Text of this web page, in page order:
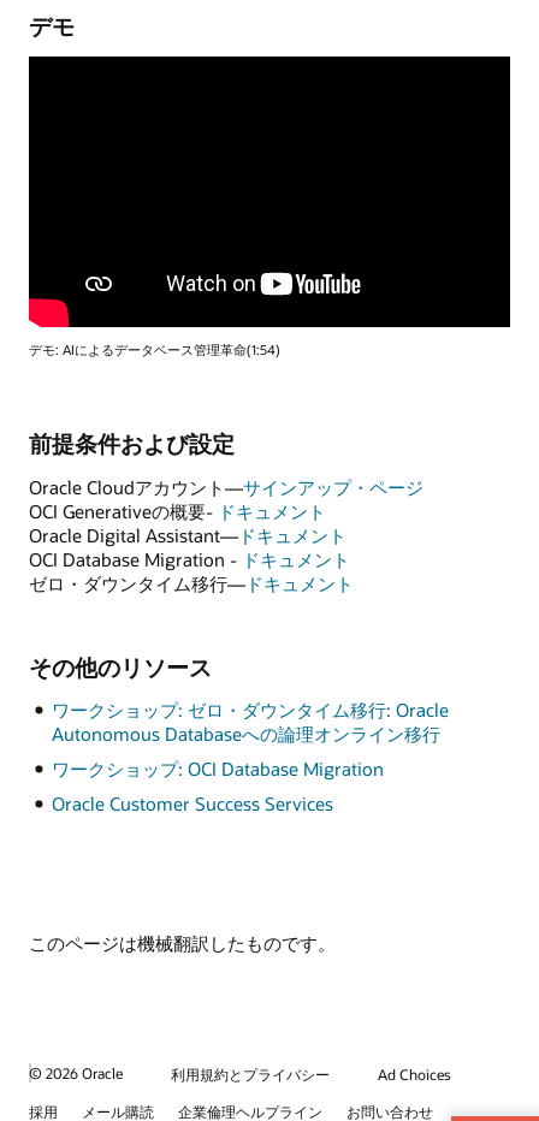
デモ
デモ: AIによるデータベース管理革命(1:54)
前提条件および設定
Oracle Cloudアカウント—サインアップ・ページ
OCI Generativeの概要- ドキュメント
Oracle Digital Assistant— ドキュメント
OCI Database Migration - ドキュメント
ゼロ・ダウンタイム移行— ドキュメント
その他のリソース
ワークショップ: ゼロ・ダウンタイム移行: Oracle
Autonomous Databaseへの論理オンライン移行
ワークショップ: OCI Database Migration
Oracle Customer Success Services
このページは機械翻訳したものです。
© 2026 Oracle 利用規約とプライバシー
Ad Choices
採用
メール購読 企業倫理ヘルプライン お問い合わせ